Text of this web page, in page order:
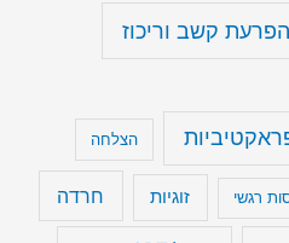
הפרעת קשב וריכוז
הצלחה
רגשי זוגיות חרדה